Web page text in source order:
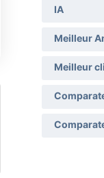
IA
Meilleur
Meilleur